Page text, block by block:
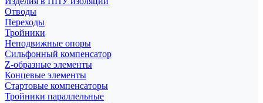
Отводы
Переходы
Тройники
Неподвижные опоры
Cильфонный компенсатор
Z-образные элементы
Концевые элементы
Стартовые компенсаторы
Тройники параллельные